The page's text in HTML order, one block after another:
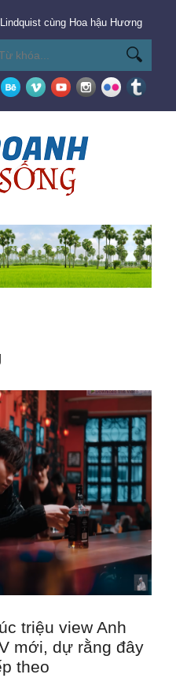
cùng Hoa hậu Hương
triệu view Anh
mới, dự rằng đây
theo